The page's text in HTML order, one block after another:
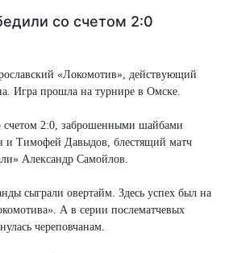
со счетом 2:0
«Локомотив», действующий
Игра прошла на турнире в Омске.
счетом 2:0, заброшенными шайбами
и Тимофей Давыдов, блестящий матч
Александр Самойлов.
сыграли овертайм. Здесь успех был на
А в серии послематчевых
череповчанам.